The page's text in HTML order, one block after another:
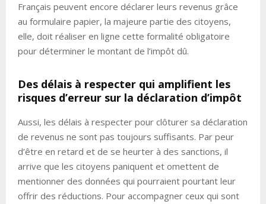
Français peuvent encore déclarer leurs revenus grâce
au formulaire papier, la majeure partie des citoyens,
elle, doit réaliser en ligne cette formalité obligatoire
pour déterminer le montant de l’impôt dû.
Des délais à respecter qui amplifient les
risques d’erreur sur la déclaration d’impôt
Aussi, les délais à respecter pour clôturer sa déclaration
de revenus ne sont pas toujours suffisants. Par peur
d’être en retard et de se heurter à des sanctions, il
arrive que les citoyens paniquent et omettent de
mentionner des données qui pourraient pourtant leur
offrir des réductions. Pour accompagner ceux qui sont